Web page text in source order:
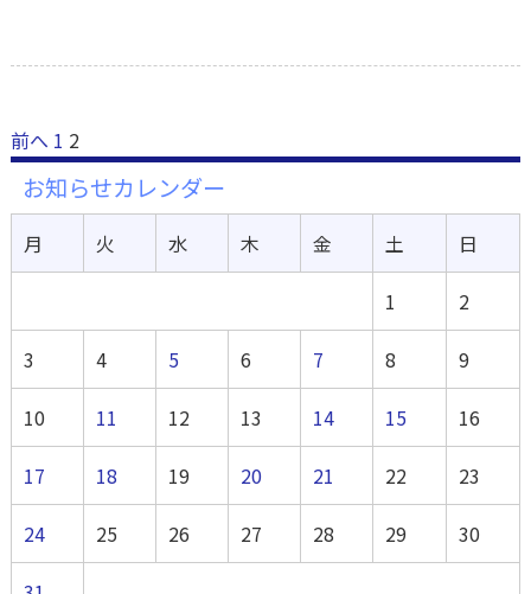
前へ 1 2
お知らせカレンダー
月 火 水 木 金 土 日
1 2
3 4 5 6 7 8 9
10 11 12 13 14 15 16
17 18 19 20 21 22 23
24 25 26 27 28 29 30